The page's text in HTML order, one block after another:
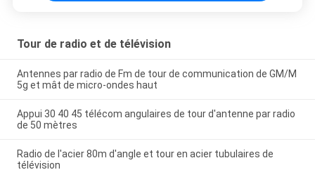
Tour de radio et de télévision
Antennes par radio de Fm de tour de communication de GM/M
5g et mât de micro-ondes haut
Appui 30 40 45 télécom angulaires de tour d'antenne par radio
de 50 mètres
Radio de l'acier 80m d'angle et tour en acier tubulaires de
télévision